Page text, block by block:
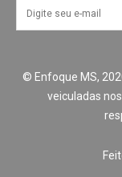
© Enfoque MS,
veiculadas